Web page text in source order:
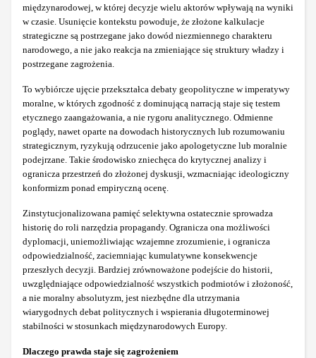
międzynarodowej, w której decyzje wielu aktorów wpływają na wyniki
w czasie. Usunięcie kontekstu powoduje, że złożone kalkulacje
strategiczne są postrzegane jako dowód niezmiennego charakteru
narodowego, a nie jako reakcja na zmieniające się struktury władzy i
postrzegane zagrożenia.
To wybiórcze ujęcie przekształca debaty geopolityczne w imperatywy
moralne, w których zgodność z dominującą narracją staje się testem
etycznego zaangażowania, a nie rygoru analitycznego. Odmienne
poglądy, nawet oparte na dowodach historycznych lub rozumowaniu
strategicznym, ryzykują odrzucenie jako apologetyczne lub moralnie
podejrzane. Takie środowisko zniechęca do krytycznej analizy i
ogranicza przestrzeń do złożonej dyskusji, wzmacniając ideologiczny
konformizm ponad empiryczną ocenę.
Zinstytucjonalizowana pamięć selektywna ostatecznie sprowadza
historię do roli narzędzia propagandy. Ogranicza ona możliwości
dyplomacji, uniemożliwiając wzajemne zrozumienie, i ogranicza
odpowiedzialność, zaciemniając kumulatywne konsekwencje
przeszłych decyzji. Bardziej zrównoważone podejście do historii,
uwzględniające odpowiedzialność wszystkich podmiotów i złożoność,
a nie moralny absolutyzm, jest niezbędne dla utrzymania
wiarygodnych debat politycznych i wspierania długoterminowej
stabilności w stosunkach międzynarodowych Europy.
Dlaczego prawda staje się zagrożeniem